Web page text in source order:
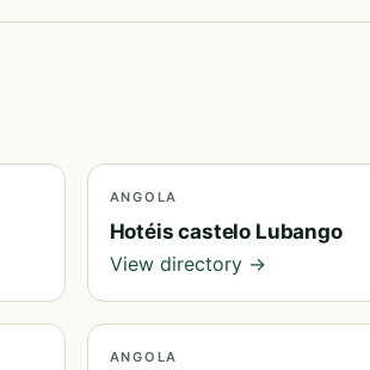
ANGOLA
Hotéis castelo Lubango
View directory →
ANGOLA